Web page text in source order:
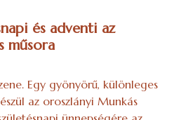
és adventi az
műsora
Egy gyönyörű, különleges
az oroszlányi Munkás